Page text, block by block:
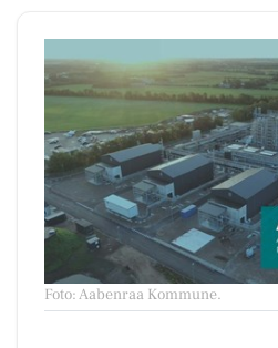
Foto: Aabenraa Kommune.